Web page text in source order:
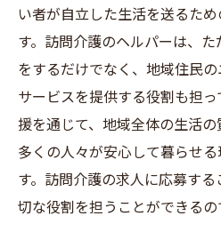
い者が自立した生活を送るた
す。訪問介護のヘルパーは、
をするだけでなく、地域住民
サービスを提供する役割も担
援を通じて、地域全体の生活
多くの人々が安心して暮らせ
す。訪問介護の求人に応募す
切な役割を担うことができるの